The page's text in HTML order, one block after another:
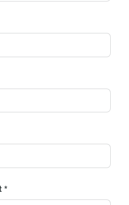
bzw. der App
zur optionalen Nutzung als
z.B.
*